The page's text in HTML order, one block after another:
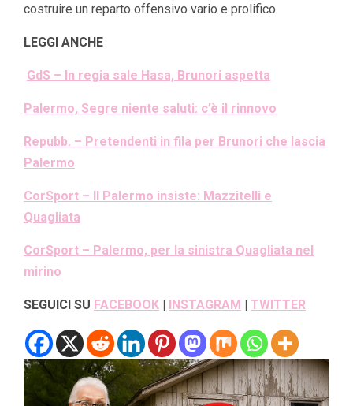
costruire un reparto offensivo vario e prolifico.
LEGGI ANCHE
GdS – In regia sale Hasa, Brunori aspetta
Palermo, Segre niente saluti: c’è il rinnovo
Repubb. – Pretendenti in fila per Brunori che lascia
Palermo
CorSport – Il Palermo insiste: Mazzitelli e
Quagliata
CorSport – Palermo, per la sinistra Quagliata nel
mirino
SEGUICI SU FACEBOOK | INSTAGRAM | TWITTER